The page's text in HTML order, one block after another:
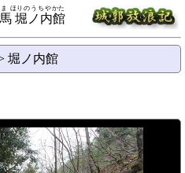
堀ノ内館
ほりのうちやかた
堀ノ内館